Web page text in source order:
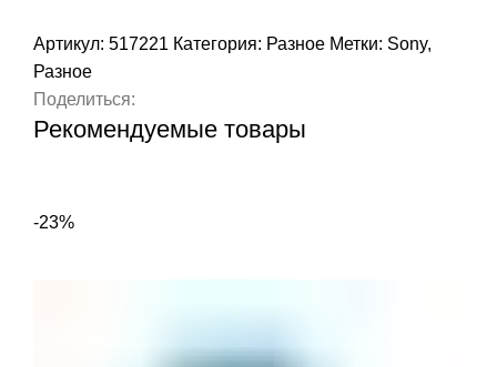
Артикул: 517221 Категория: Разное Метки: Sony,
Разное
Поделиться:
Рекомендуемые товары
-23%